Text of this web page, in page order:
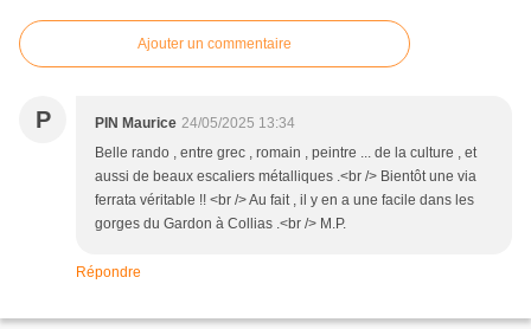
Ajouter un commentaire
P PIN Maurice 24/05/2025 13:34
Belle rando , entre grec , romain , peintre ... de la culture , et
aussi de beaux escaliers métalliques .<br /> Bientôt une via
ferrata véritable !! <br /> Au fait , il y en a une facile dans les
gorges du Gardon à Collias .<br /> M.P.
Répondre